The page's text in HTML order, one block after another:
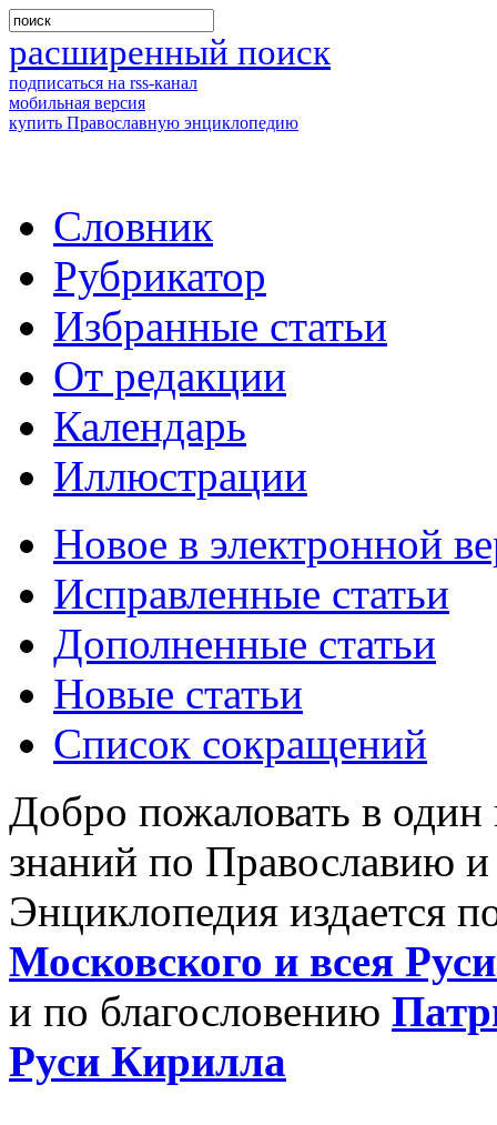
расширенный поиск
подписаться на rss-канал
мобильная версия
купить Православную энциклопедию
Словник
Рубрикатор
Избранные статьи
От редакции
Календарь
Иллюстрации
Новое в электронной
Исправленные статьи
Дополненные статьи
Новые статьи
Список сокращений
Добро пожаловать в
знаний по Православию
Энциклопедия издается
Московского и всея
и по благословению
Руси Кирилла